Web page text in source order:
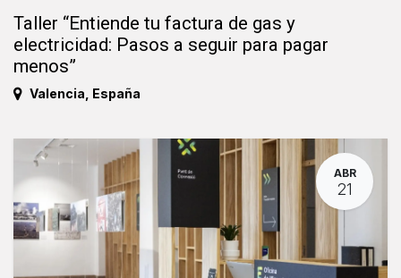
Taller “Entiende tu factura de gas y
electricidad: Pasos a seguir para pagar
menos”
Valencia España
ABR
21